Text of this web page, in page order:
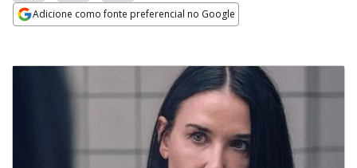
Adicione como fonte preferencial no Google